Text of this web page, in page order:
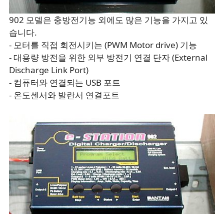
902 모델은 충방전기능 외에도 많은 기능을 가지고 있
습니다.
- 모터를 직접 회전시키는 (PWM Motor drive) 기능
- 대용량 방전을 위한 외부 방전기 연결 단자 (External
Discharge Link Port)
- 컴퓨터와 연결되는 USB 포트
- 온도센서와 발란서 연결포트